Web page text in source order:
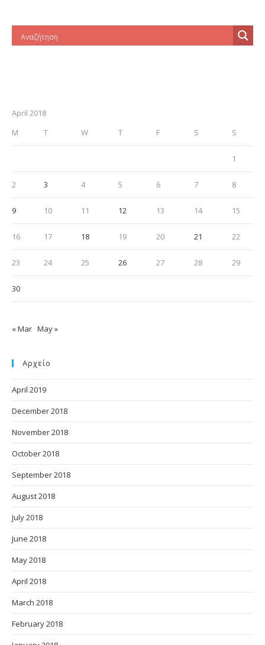
April 2018
M
T W T F S S
1
2 3 4 5 6 7 8
9 10 11 12 13 14 15
16 17 18 19 20 21 22
23 24 25 26 27 28 29
30
« Mar May »
Αρχείο
April 2019
December 2018
November 2018
October 2018
September 2018
August 2018
July 2018
June 2018
May 2018
April 2018
March 2018
February 2018